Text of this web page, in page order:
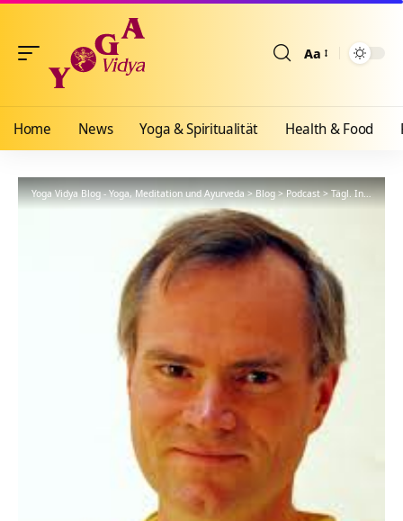
Aa
Home News Yoga & Spiritualität Health & Food
Yoga Vidya Blog - Yoga, Meditation und Ayurveda>Blog>Podcast>Tägl. Inspiration